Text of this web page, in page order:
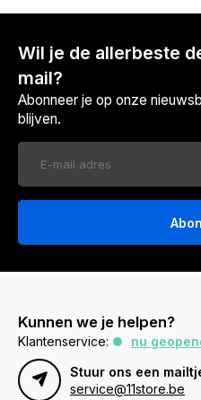
Wil je de allerbeste
mail?
Abonneer je op onze
blijven.
Kunnen we je helpen?
Klantenservice:
nu
Stuur ons een
service@11store.be